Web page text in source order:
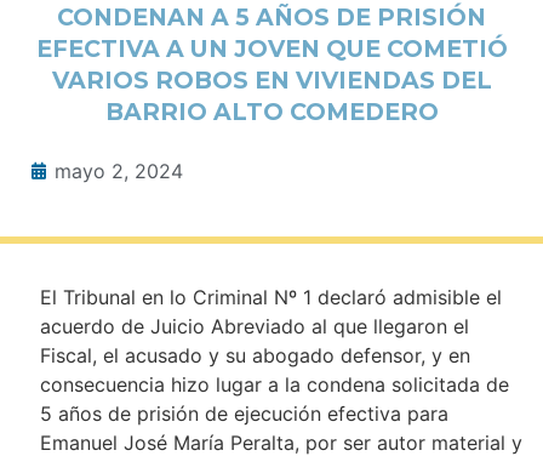
CONDENAN A 5 AÑOS DE PRISIÓN
EFECTIVA A UN JOVEN QUE COMETIÓ
VARIOS ROBOS EN VIVIENDAS DEL
BARRIO ALTO COMEDERO
mayo 2, 2024
El Tribunal en lo Criminal Nº 1 declaró admisible el
acuerdo de Juicio Abreviado al que llegaron el
Fiscal, el acusado y su abogado defensor, y en
consecuencia hizo lugar a la condena solicitada de
5 años de prisión de ejecución efectiva para
Emanuel José María Peralta, por ser autor material y